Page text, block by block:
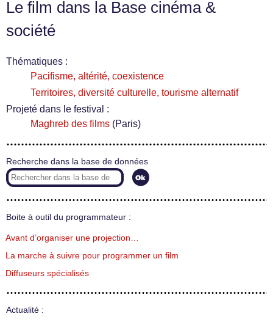
Le film dans la Base cinéma &
société
Thématiques :
Pacifisme, altérité, coexistence
Territoires, diversité culturelle, tourisme alternatif
Projeté dans le festival :
Maghreb des films (Paris)
Recherche dans la base de données
Boite à outil du programmateur :
Avant d’organiser une projection…
La marche à suivre pour programmer un film
Diffuseurs spécialisés
Actualité :